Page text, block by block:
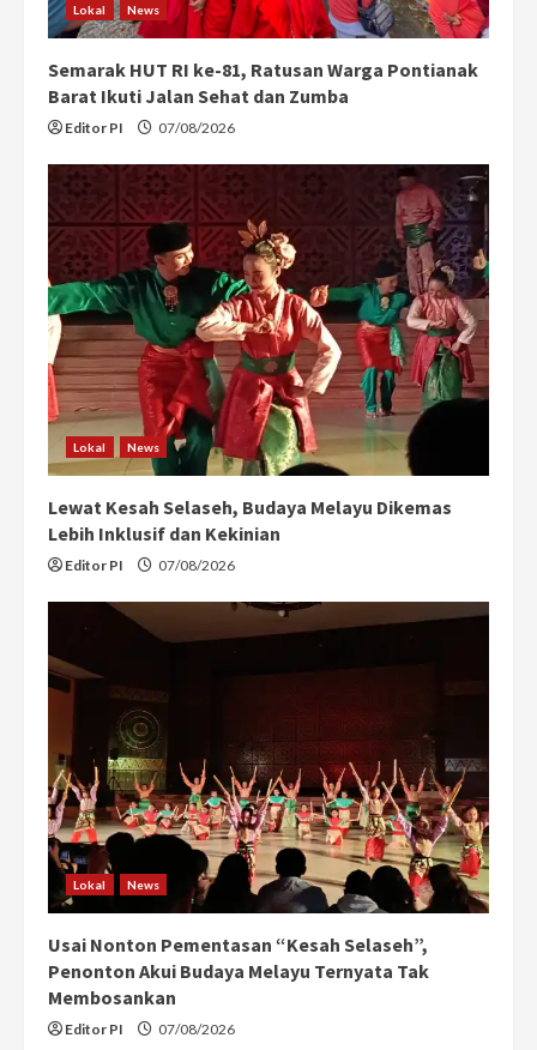
n
g
Lokal News
Semarak HUT RI ke-81, Ratusan Warga Pontianak
Barat Ikuti Jalan Sehat dan Zumba
Editor PI 07/08/2026
Lokal News
Lewat Kesah Selaseh, Budaya Melayu Dikemas
Lebih Inklusif dan Kekinian
Editor PI 07/08/2026
Lokal News
Usai Nonton Pementasan “Kesah Selaseh”,
Penonton Akui Budaya Melayu Ternyata Tak
Membosankan
Editor PI 07/08/2026